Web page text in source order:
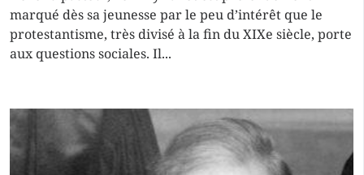
marqué dès sa jeunesse par le peu d’intérêt que le
protestantisme, très divisé à la fin du XIXe siècle, porte
aux questions sociales. Il...